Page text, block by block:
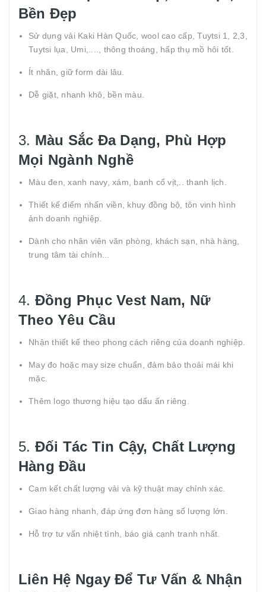
Bền Đẹp
Sử dụng vải Kaki Hàn Quốc, wool cao cấp, Tuytsi 1, 2,3,
Tuytsi lụa, Umi,...., thông thoáng, hấp thụ mồ hôi tốt.
Ít nhăn, giữ form dài lâu.
Dễ giặt, nhanh khô, bền màu.
3. Màu Sắc Đa Dạng, Phù Hợp
Mọi Ngành Nghề
Màu đen, xanh navy, xám, banh cổ vịt,.. thanh lịch.
Thiết kế điểm nhấn viền, khuy đồng bộ, tôn vinh hình
ảnh doanh nghiệp.
Dành cho nhân viên văn phòng, khách sạn, nhà hàng,
trung tâm tài chính...
4. Đồng Phục Vest Nam, Nữ
Theo Yêu Cầu
Nhận thiết kế theo phong cách riêng của doanh nghiệp.
May đo hoặc may size chuẩn, đảm bảo thoải mái khi
mặc.
Thêm logo thương hiệu tạo dấu ấn riêng.
5. Đối Tác Tin Cậy, Chất Lượng
Hàng Đầu
Cam kết chất lượng vải và kỹ thuật may chỉnh xác.
Giao hàng nhanh, đáp ứng đơn hàng số lượng lớn.
Hỗ trợ tư vấn nhiệt tình, báo giá cạnh tranh nhất.
Liên Hệ Ngay Để Tư Vấn & Nhận